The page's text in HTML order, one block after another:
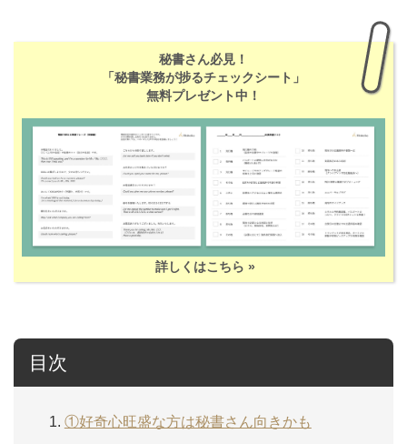
秘書さん必見！
「秘書業務が捗るチェックシート」
無料プレゼント中！
詳しくはこちら »
目次
①好奇心旺盛な方は秘書さん向きかも